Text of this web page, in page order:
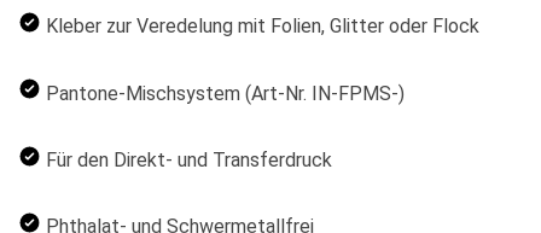
Kleber zur Veredelung mit Folien, Glitter oder Flock
Pantone-Mischsystem (Art-Nr. IN-FPMS-)
Für den Direkt- und Transferdruck
Phthalat- und Schwermetallfrei